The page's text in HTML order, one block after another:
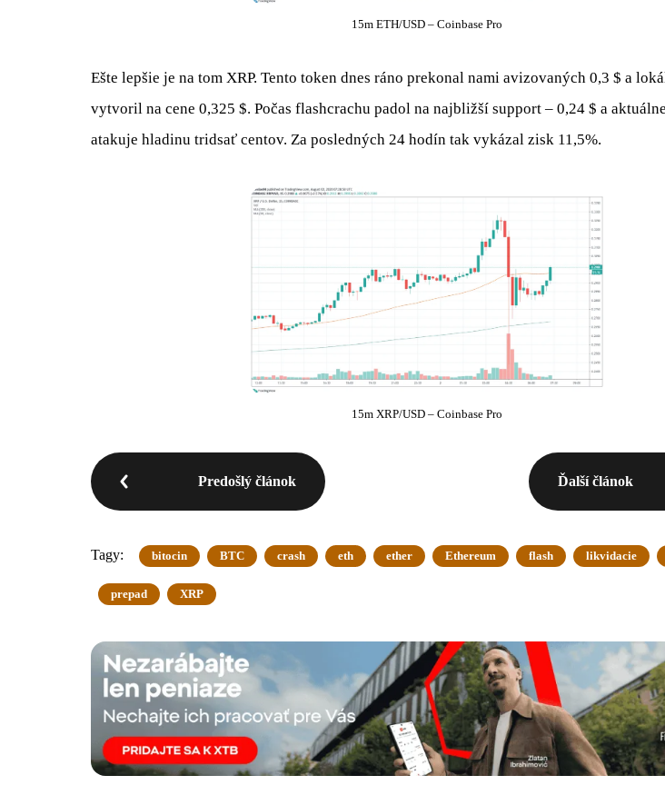
15m ETH/USD – Coinbase Pro
Ešte lepšie je na tom XRP. Tento token dnes ráno prekonal nami avizovaných 0,3 $ a
vytvoril na cene 0,325 $. Počas flashcrachu padol na najbližší support – 0,24 $ a
atakuje hladinu tridsať centov. Za posledných 24 hodín tak vykázal zisk 11,5%.
15m XRP/USD – Coinbase Pro
Predošlý článok Ďalší článok
Tagy: bitocin BTC crash eth ether Ethereum flash likvidacie
prepad XRP